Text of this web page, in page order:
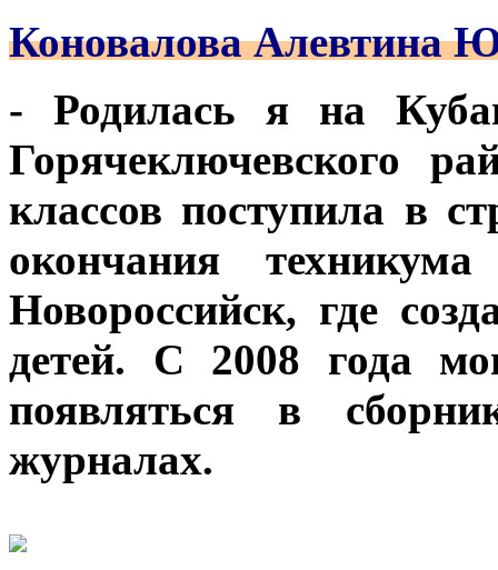
Коновалова Алевтина
- Родилась я на
Горячеключевского
классов поступила в
окончания
Новороссийск, где
детей. С 2008 года
появляться в
журналах.